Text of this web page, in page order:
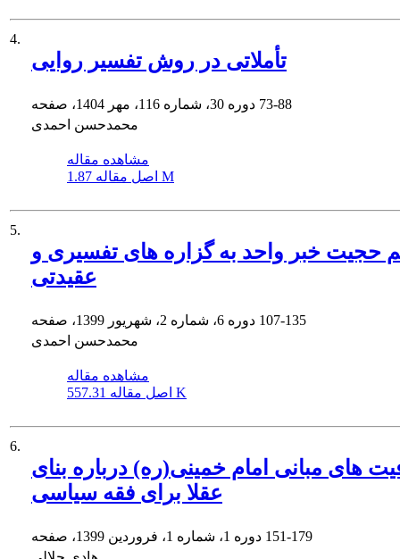
4.
تأملاتی در روش تفسیر روایی
73-88
محمدحسن احمدی
مشاهده مقاله
اصل مقاله 1.87 M
5.
حجیت خبر واحد به گزاره های تفسیری و
عقیدتی
107-135
محمدحسن احمدی
مشاهده مقاله
اصل مقاله 557.31 K
6.
های مبانی امام خمینی(ره) درباره بنای
عقلا برای فقه سیاسی
151-179